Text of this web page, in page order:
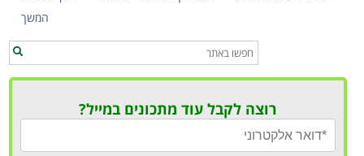
המשך
רוצה לקבל עוד מתכונים במייל?